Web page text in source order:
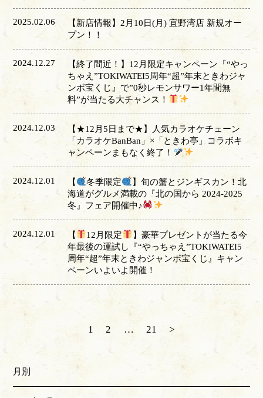
2025.02.06
【新店情報】2月10日(月) 宜野湾店 新規オー
プン！！
2024.12.27
【終了間近！】12月限定キャンペーン『“やっ
ちゃえ”TOKIWATEI5周年“超”年末ときわジャ
ンボ宝くじ』で”0秒レモンサワー1年間無
料”が当たる大チャンス！
2024.12.03
【★12月5日まで★】人気カラオケチェーン
「カラオケBanBan」×「ときわ亭」コラボキ
ャンペーンまもなく終了！
2024.12.01 【 冬季限定
】旬の蟹とジンギスカン！北
海道がグルメ満載の『北の国から 2024-2025
冬』フェア開催中♪
2024.12.01 【 12月限定
】豪華プレゼントが当たる今
年最後の運試し『“やっちゃえ”TOKIWATEI5
周年“超”年末ときわジャンボ宝くじ』キャン
ペーンいよいよ開催！
1 2 … 21 >
月別